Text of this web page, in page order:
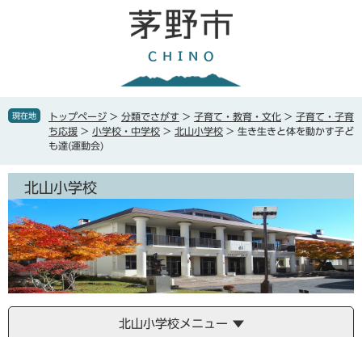
で
ば現在地 トップページ > 分類でさがす > 子育て・教育・文化 > 子育て・子育
ち応援 > 小学校・中学校 > 北山小学校 > 生き生きと体を動かす子ど
も達(運動会)
北山小学校
北山小学校メニュー